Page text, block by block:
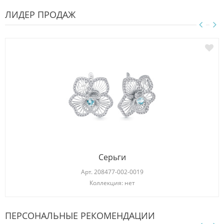
ЛИДЕР ПРОДАЖ
Серьги
Арт. 208477-002-0019
Коллекция: нет
ПЕРСОНАЛЬНЫЕ РЕКОМЕНДАЦИИ